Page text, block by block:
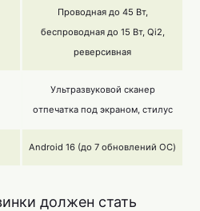
Проводная до 45 Вт,
беспроводная до 15 Вт, Qi2,
реверсивная
Ультразвуковой сканер
отпечатка под экраном, стилус
Android 16 (до 7 обновлений ОС)
должен стать